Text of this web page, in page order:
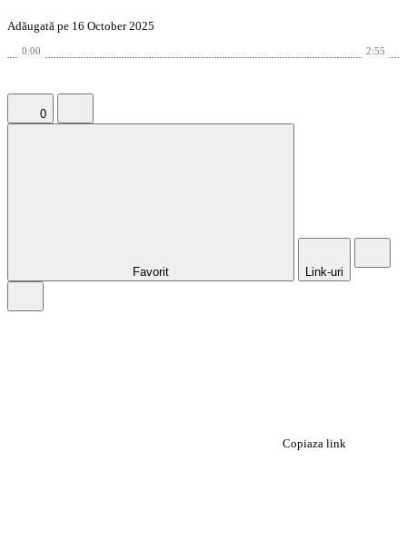
Adăugată pe 16 October 2025
0:00 2:55
0
Favorit Link-uri
Copiaza link